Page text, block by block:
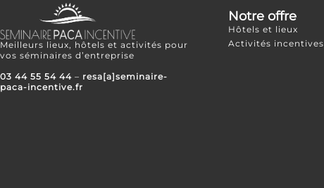
Meilleurs lieux, hôtels et activités pour
vos séminaires d’entreprise
03 44 55 54 44 – resa[a]seminaire-
paca-incentive.fr
Notre offre
Hôtels et lieux
Activités incentives